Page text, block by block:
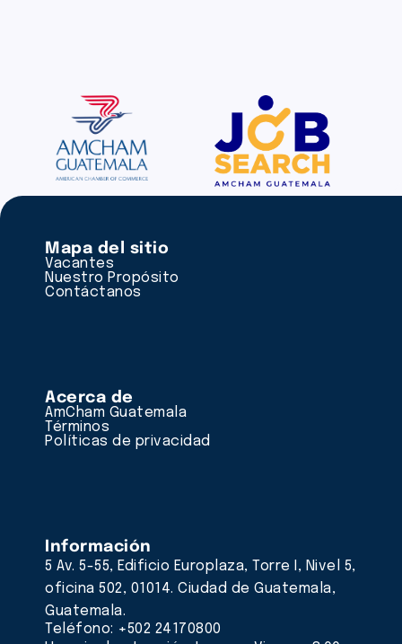
Mapa del sitio
Vacantes
Nuestro Propósito
Contáctanos
Acerca de
AmCham Guatemala
Términos
Políticas de privacidad
Información
5 Av. 5-55, Edificio Europlaza, Torre I, Nivel 5,
oficina 502, 01014. Ciudad de Guatemala,
Guatemala.
Teléfono: +502 24170800